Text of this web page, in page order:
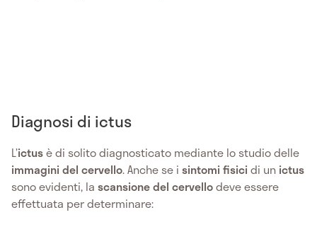
Diagnosi di ictus
L’ictusè di solito diagnosticato mediante lo studio delle
immagini del cervello. Anche se i sintomi fisicidi un ictus
sono evidenti, la scansione del cervellodeve essere
effettuata per determinare: